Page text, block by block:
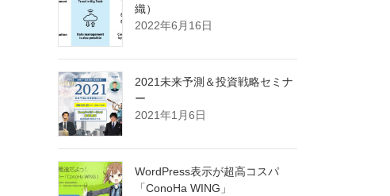
織）
2022年6月16日
2021未来予測＆投資戦略セミナ
ー
2021年1月6日
WordPress表示が超高コスパ
「ConoHa WING」